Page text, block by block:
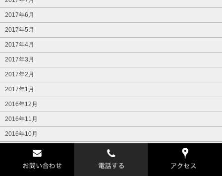
2017年6月
2017年5月
2017年4月
2017年3月
2017年2月
2017年1月
2016年12月
2016年11月
2016年10月
2016年9月
2016年8月